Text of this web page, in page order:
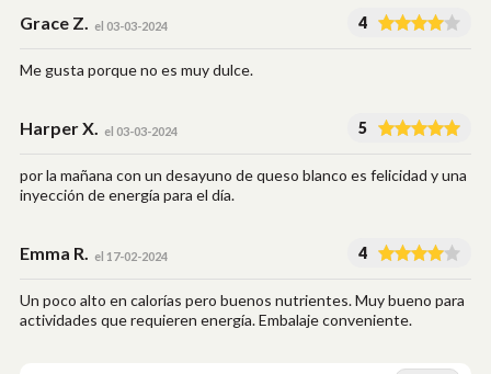
Grace Z. el 03-03-2024 4
Me gusta porque no es muy dulce.
Harper X. el 03-03-2024 5
por la mañana con un desayuno de queso blanco es felicidad y una
inyección de energía para el día.
Emma R. el 17-02-2024 4
Un poco alto en calorías pero buenos nutrientes. Muy bueno para
actividades que requieren energía. Embalaje conveniente.